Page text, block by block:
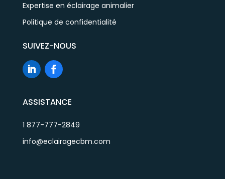
Expertise en éclairage animalier
Politique de confidentialité
SUIVEZ-NOUS
ASSISTANCE
1 877-777-2849
info@eclairagecbm.com